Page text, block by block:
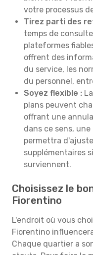
votre processus
Tirez parti des
temps de
plateformes
offrent des
du service, les
du personnel,
Soyez flexible :
plans peuvent
offrant une
dans ce sens,
permettra
supplémentaires
surviennent.
Choisissez le
Fiorentino
L'endroit où vous
Fiorentino
Chaque quartier a